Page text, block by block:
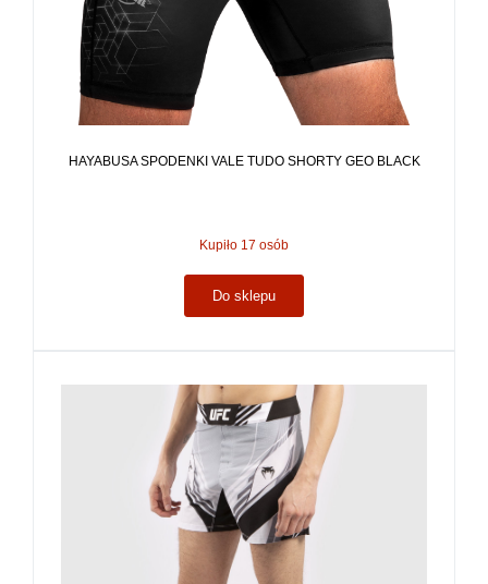
HAYABUSA SPODENKI VALE TUDO SHORTY GEO BLACK
Kupiło 17 osób
Do sklepu